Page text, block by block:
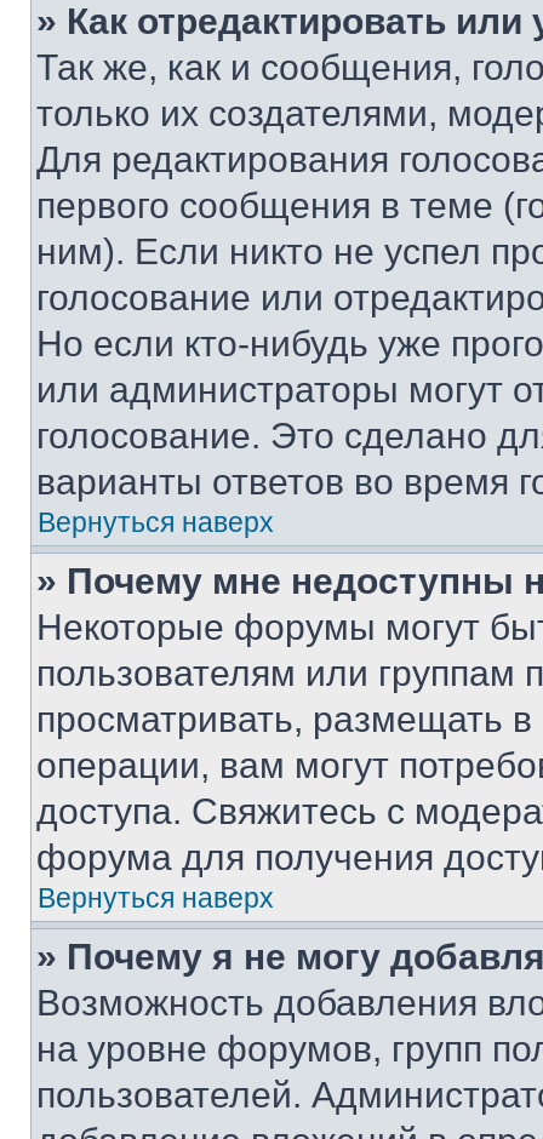
» Как отредактировать
Так же, как и сообщения,
только их создателями,
Для редактирования
первого сообщения в теме
ним). Если никто не успел
голосование или
Но если кто-нибудь уже
или администраторы могут
голосование. Это сделано
варианты ответов во время
Вернуться наверх
» Почему мне недоступны
Некоторые форумы могут
пользователям или группам
просматривать, размещать
операции, вам могут
доступа. Свяжитесь с
форума для получения
Вернуться наверх
» Почему я не могу
Возможность добавления
на уровне форумов, групп
пользователей.